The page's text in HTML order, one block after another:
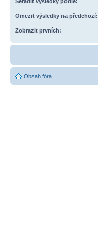
Omezit výsledky na předchozí:
Zobrazit prvních:
Obsah fóra